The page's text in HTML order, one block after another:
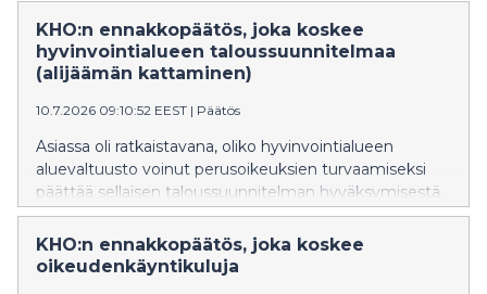
KHO:n ennakkopäätös, joka koskee
hyvinvointialueen taloussuunnitelmaa
(alijäämän kattaminen)
10.7.2026 09:10:52 EEST | Päätös
Asiassa oli ratkaistavana, oliko hyvinvointialueen
aluevaltuusto voinut perusoikeuksien turvaamiseksi
päättää sellaisen taloussuunnitelman hyväksymisestä,
jossa ei ollut noudatettu hyvinvointialuelaissa
säädettyä määräaikaa hyvinvointialueen taseeseen
kertyneen alijäämän kattamiselle.
KHO:n ennakkopäätös, joka koskee
oikeudenkäyntikuluja